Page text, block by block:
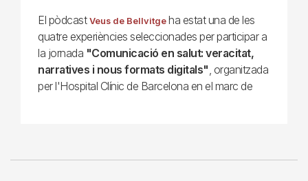
El pòdcast Veus de Bellvitgeha estat una de les
quatre experiències seleccionades per participar a
la jornada "Comunicació en salut: veracitat,
narratives i nous formats digitals" , organitzada
per l'Hospital Clínic de Barcelona en el marc de